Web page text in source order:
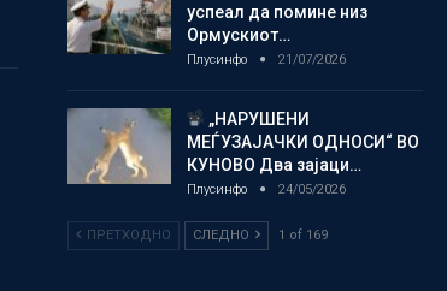
успеал да помине низ
Ормускиот…
Плусинфо 21/07/2026
„НАРУШЕНИ
МЕЃУЗАЈАЧКИ ОДНОСИ“ ВО
КУНОВО Два зајаци…
Плусинфо 24/05/2026
ПРЕТХОДНО СЛЕДНО 1 of 169